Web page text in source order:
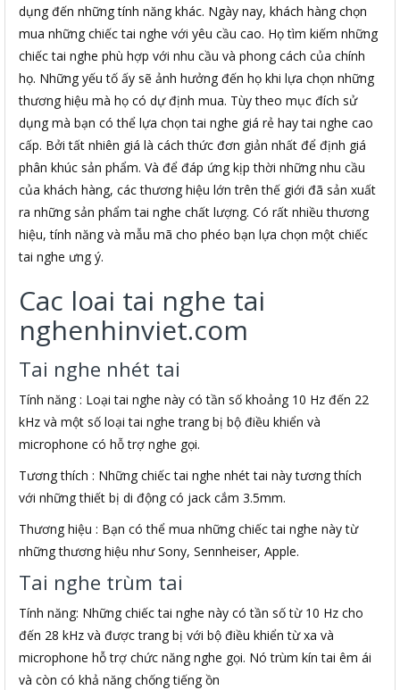
dụng đến những tính năng khác. Ngày nay, khách hàng chọn
mua những chiếc tai nghe với yêu cầu cao. Họ tìm kiếm những
chiếc tai nghe phù hợp với nhu cầu và phong cách của chính
họ. Những yếu tố ấy sẽ ảnh hưởng đến họ khi lựa chọn những
thương hiệu mà họ có dự định mua. Tùy theo mục đích sử
dụng mà bạn có thể lựa chọn tai nghe giá rẻ hay tai nghe cao
cấp. Bởi tất nhiên giá là cách thức đơn giản nhất để định giá
phân khúc sản phẩm. Và để đáp ứng kịp thời những nhu cầu
của khách hàng, các thương hiệu lớn trên thế giới đã sản xuất
ra những sản phẩm tai nghe chất lượng. Có rất nhiều thương
hiệu, tính năng và mẫu mã cho phéo bạn lựa chọn một chiếc
tai nghe ưng ý.
Cac loai tai nghe tai
nghenhinviet.com
Tai nghe nhét tai
Tính năng : Loại tai nghe này có tần số khoảng 10 Hz đến 22
kHz và một số loại tai nghe trang bị bộ điều khiển và
microphone có hỗ trợ nghe gọi.
Tương thích : Những chiếc tai nghe nhét tai này tương thích
với những thiết bị di động có jack cắm 3.5mm.
Thương hiệu : Bạn có thể mua những chiếc tai nghe này từ
những thương hiệu như Sony, Sennheiser, Apple.
Tai nghe trùm tai
Tính năng: Những chiếc tai nghe này có tần số từ 10 Hz cho
đến 28 kHz và được trang bị với bộ điều khiển từ xa và
microphone hỗ trợ chức năng nghe gọi. Nó trùm kín tai êm ái
và còn có khả năng chống tiếng ồn